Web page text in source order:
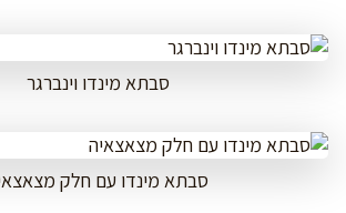
סבתא מינדו וינברגר
סבתא מינדו עם חלק